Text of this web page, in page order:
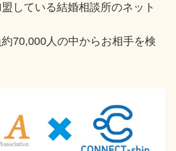
している結婚相談所のネット
70,000人の中からお相手を検